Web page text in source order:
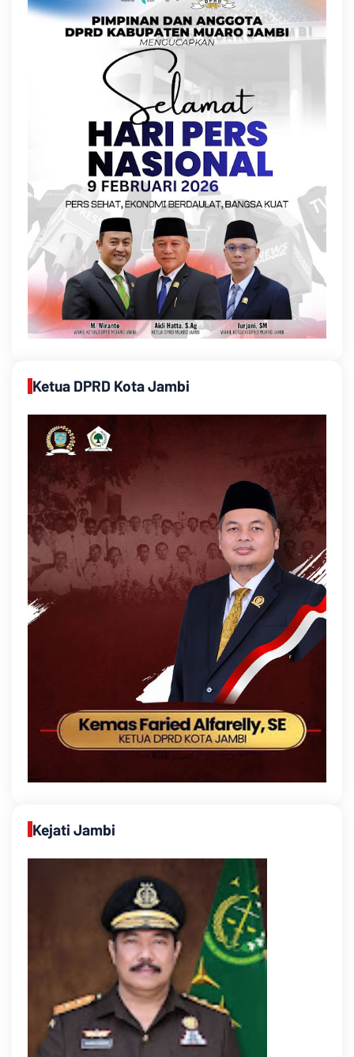
Ketua DPRD Kota Jambi
Kejati Jambi